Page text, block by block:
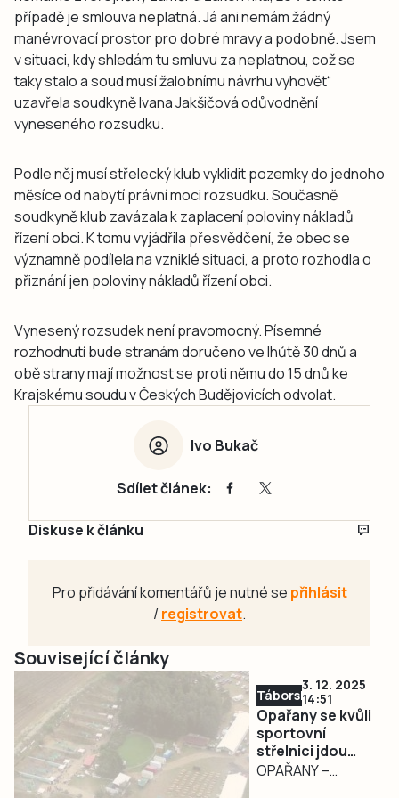
případě je smlouva neplatná. Já ani nemám žádný
manévrovací prostor pro dobré mravy a podobně. Jsem
v situaci, kdy shledám tu smluvu za neplatnou, což se
taky stalo a soud musí žalobnímu návrhu vyhovět“
uzavřela soudkyně Ivana Jakšičová odůvodnění
vyneseného rozsudku.
Podle něj musí střelecký klub vyklidit pozemky do jednoho
měsíce od nabytí právní moci rozsudku. Současně
soudkyně klub zavázala k zaplacení poloviny nákladů
řízení obci. K tomu vyjádřila přesvědčení, že obec se
významně podílela na vzniklé situaci, a proto rozhodla o
přiznání jen poloviny nákladů řízení obci.
Vynesený rozsudek není pravomocný. Písemné
rozhodnutí bude stranám doručeno ve lhůtě 30 dnů a
obě strany mají možnost se proti němu do 15 dnů ke
Krajskému soudu v Českých Budějovicích odvolat.
Ivo Bukač
Sdílet článek:
Diskuse k článku
Pro přidávání komentářů je nutné se přihlásit
/registrovat.
Související články
Táborsko
3. 12. 2025
14:51
Opařany se kvůli
sportovní
střelnici jdou
soudit,
OPAŘANY –